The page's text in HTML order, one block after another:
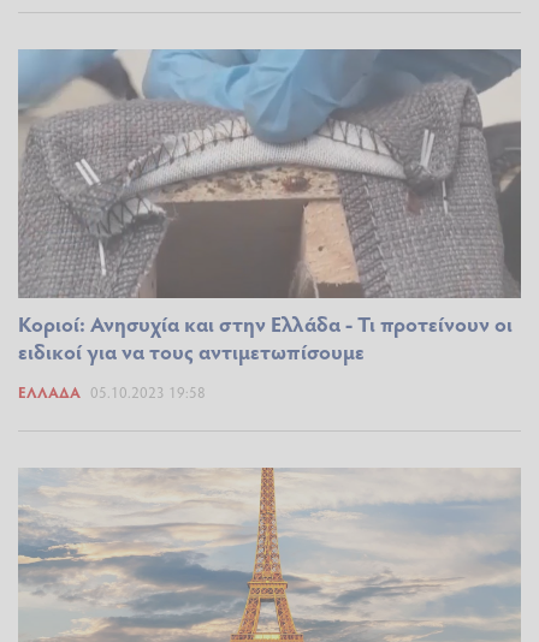
Κοριοί: Ανησυχία και στην Ελλάδα - Τι προτείνουν οι
ειδικοί για να τους αντιμετωπίσουμε
ΕΛΛΆΔΑ 05.10.2023 19:58